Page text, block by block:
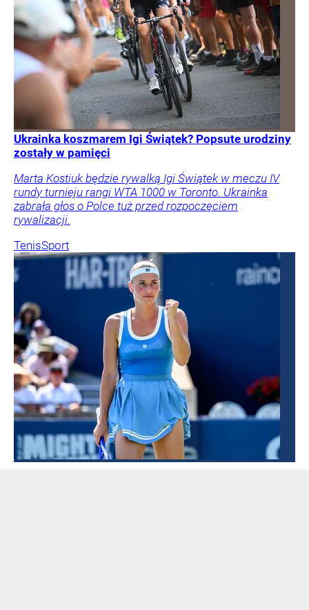
Ukrainka koszmarem Igi Świątek? Popsute urodziny
zostały w pamięci
Marta Kostiuk będzie rywalką Igi Świątek w meczu IV
rundy turnieju rangi WTA 1000 w Toronto. Ukrainka
zabrała głos o Polce tuż przed rozpoczęciem
rywalizacji.
TenisSport